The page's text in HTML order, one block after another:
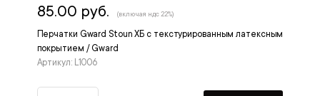
Перчатки Gward Stoun ХБ с текстурированным латексным
покрытием / Gward
Артикул: L1006
85.00 руб. (включая ндс 22%)